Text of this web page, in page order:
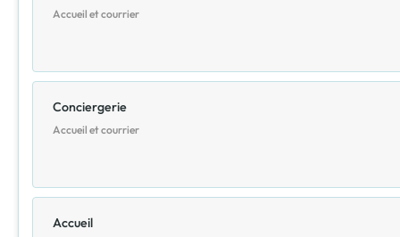
Accueil et courrier
Conciergerie
Accueil et courrier
Accueil